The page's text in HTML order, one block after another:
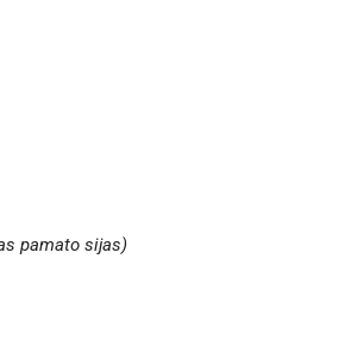
pamato sijas)